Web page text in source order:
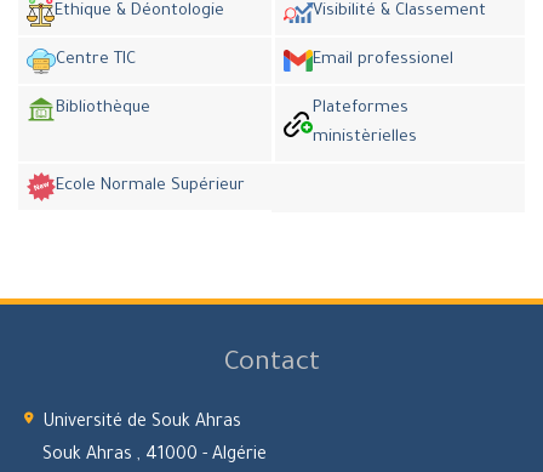
Ethique & Déontologie Visibilité & Classement
Centre TIC Email professionel
Bibliothèque
Plateformes
ministèrielles
Ecole Normale Supérieur
Contact
Université de Souk Ahras
Souk Ahras , 41000 - Algérie